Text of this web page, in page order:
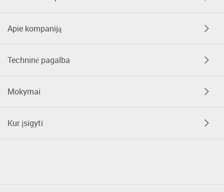
Apie kompaniją
Techninė pagalba
Mokymai
Kur įsigyti